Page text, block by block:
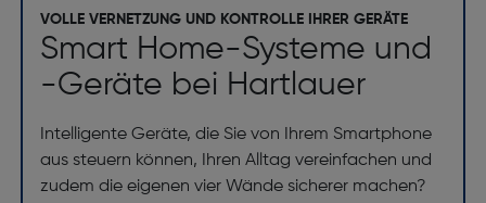
VOLLE VERNETZUNG UND KONTROLLE IHRER GERÄTE
Smart Home-Systeme und
-Geräte bei Hartlauer
Intelligente Geräte, die Sie von Ihrem Smartphone
aus steuern können, Ihren Alltag vereinfachen und
zudem die eigenen vier Wände sicherer machen?